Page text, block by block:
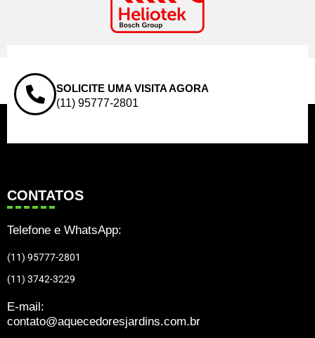
SOLICITE UMA VISITA AGORA
(11) 95777-2801
CONTATOS
Telefone e WhatsApp:
(11) 95777-2801
(11) 3742-3229
E-mail:
contato@aquecedoresjardins.com.br